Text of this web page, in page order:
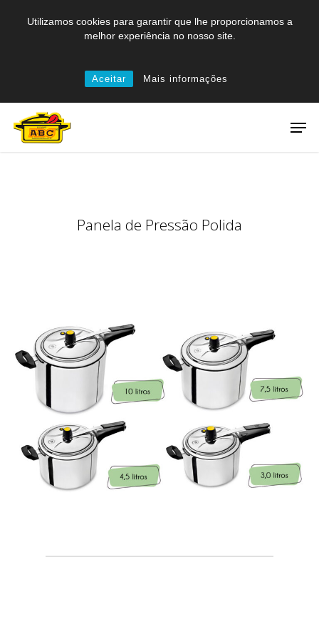
Utilizamos cookies para garantir que lhe proporcionamos a
melhor experiência no nosso site.
Aceitar Mais informações
Panela de Pressão Polida